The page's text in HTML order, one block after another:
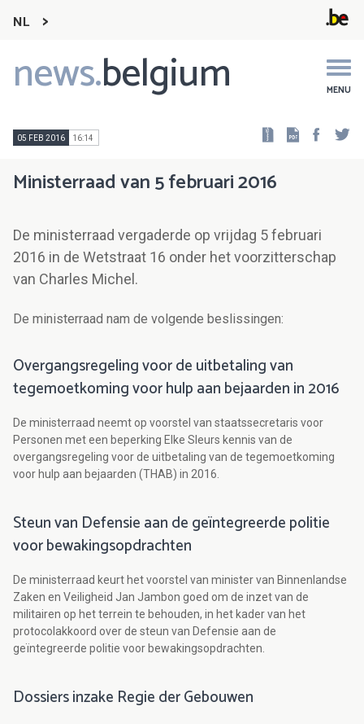
NL
news.belgium MENU
Main
navigation
05 FEB 2016 16:14
Ministerraad van 5 februari 2016
De ministerraad vergaderde op vrijdag 5 februari
2016 in de Wetstraat 16 onder het voorzitterschap
van Charles Michel.
De ministerraad nam de volgende beslissingen:
Overgangsregeling voor de uitbetaling van
tegemoetkoming voor hulp aan bejaarden in 2016
De ministerraad neemt op voorstel van staatssecretaris voor
Personen met een beperking Elke Sleurs kennis van de
overgangsregeling voor de uitbetaling van de tegemoetkoming
voor hulp aan bejaarden (THAB) in 2016.
Steun van Defensie aan de geïntegreerde politie
voor bewakingsopdrachten
De ministerraad keurt het voorstel van minister van Binnenlandse
Zaken en Veiligheid Jan Jambon goed om de inzet van de
militairen op het terrein te behouden, in het kader van het
protocolakkoord over de steun van Defensie aan de
geïntegreerde politie voor bewakingsopdrachten.
Dossiers inzake Regie der Gebouwen